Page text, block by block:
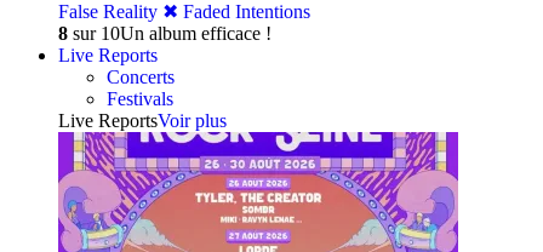
False Reality ✖︎ Faded Intentions
8 sur 10Un album efficace !
Live Reports
Concerts
Festivals
Live ReportsVoir plus